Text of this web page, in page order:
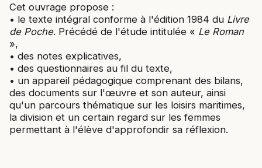
Cet ouvrage propose :
• le texte intégral conforme à l'édition 1984 du Livre
de Poche. Précédé de l'étude intitulée « Le Roman
»,
• des notes explicatives,
• des questionnaires au fil du texte,
• un appareil pédagogique comprenant des bilans,
des documents sur l'œuvre et son auteur, ainsi
qu'un parcours thématique sur les loisirs maritimes,
la division et un certain regard sur les femmes
permettant à l'élève d'approfondir sa réflexion.